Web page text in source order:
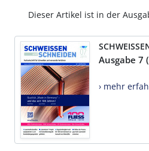
Dieser Artikel ist in der
Ausgabe 7
› mehr